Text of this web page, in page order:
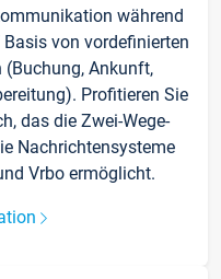
während
von vordefinierten
(Buchung, Ankunft,
Profitieren Sie
das die Zwei-Wege-
Nachrichtensysteme
Vrbo ermöglicht.